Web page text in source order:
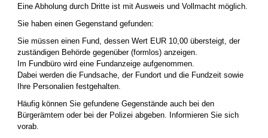
Eine Abholung durch Dritte ist mit Ausweis und Vollmacht möglich.
Sie haben einen Gegenstand gefunden:
Sie müssen einen Fund, dessen Wert EUR 10,00 übersteigt, der
zuständigen Behörde gegenüber (formlos) anzeigen.
Im Fundbüro wird eine Fundanzeige aufgenommen.
Dabei werden die Fundsache, der Fundort und die Fundzeit sowie
Ihre Personalien festgehalten.
Häufig können Sie gefundene Gegenstände auch bei den
Bürgerämtern oder bei der Polizei abgeben. Informieren Sie sich
vorab.